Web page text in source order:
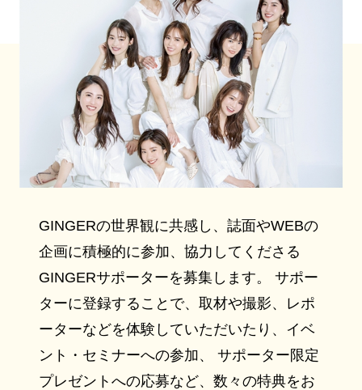
GINGERの世界観に共感し、誌面やWEBの
企画に積極的に参加、協力してくださる
GINGERサポーターを募集します。 サポー
ターに登録することで、取材や撮影、レポ
ーターなどを体験していただいたり、イベ
ント・セミナーへの参加、 サポーター限定
プレゼントへの応募など、数々の特典をお